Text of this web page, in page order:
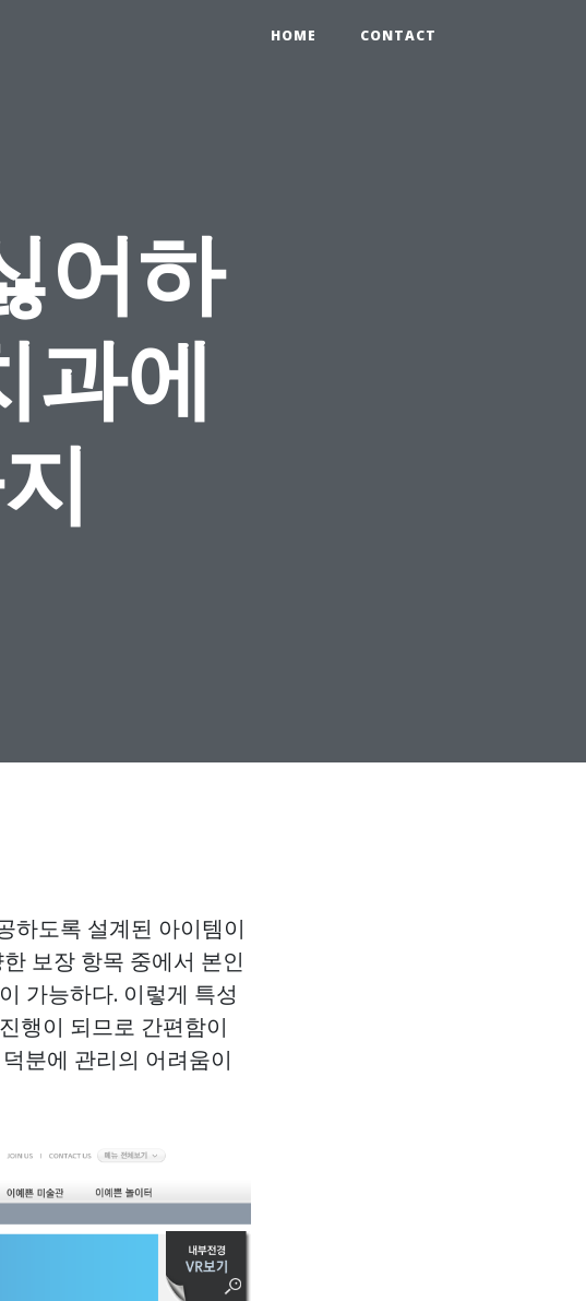
HOME CONTACT
어하
과에
하도록 설계된 아이템이
보장 항목 중에서 본인
가능하다. 이렇게 특성
행이 되므로 간편함이
분에 관리의 어려움이